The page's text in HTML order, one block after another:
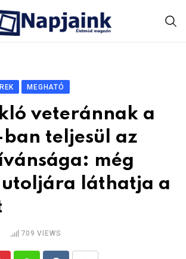
MEGHATÓ
veteránnak a
ban teljesül az
még
utoljára láthatja a
709 VIEWS